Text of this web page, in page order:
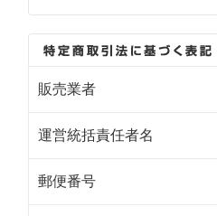
販売業者
運営統括責任者名
郵便番号